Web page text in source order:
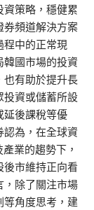
策略，穩健累
券頻道解決方案
程中的正常現
韓國市場的投資
也有助於提升長
投資或儲蓄所設
延後課稅等優
認為，在全球資
業的趨勢下，
市維持正向看
，除了關注市場
等角度思考，建